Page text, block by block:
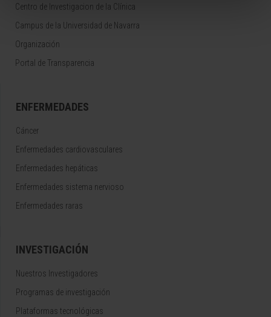
Centro de Investigacion de la Clínica
Campus de la Universidad de Navarra
Organización
Portal de Transparencia
ENFERMEDADES
Cáncer
Enfermedades cardiovasculares
Enfermedades hepáticas
Enfermedades sistema nervioso
Enfermedades raras
INVESTIGACIÓN
Nuestros Investigadores
Programas de investigación
Plataformas tecnológicas